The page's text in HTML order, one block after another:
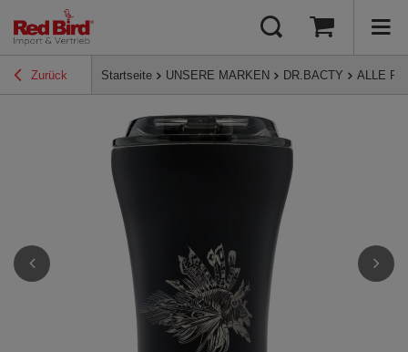
Zurück Startseite UNSERE MARKEN DR.BACTY ALLE